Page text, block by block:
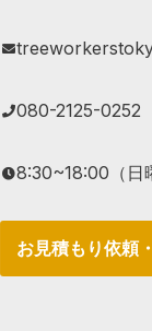
080-2125-0252
8:30~18:00（日
お見積もり依頼